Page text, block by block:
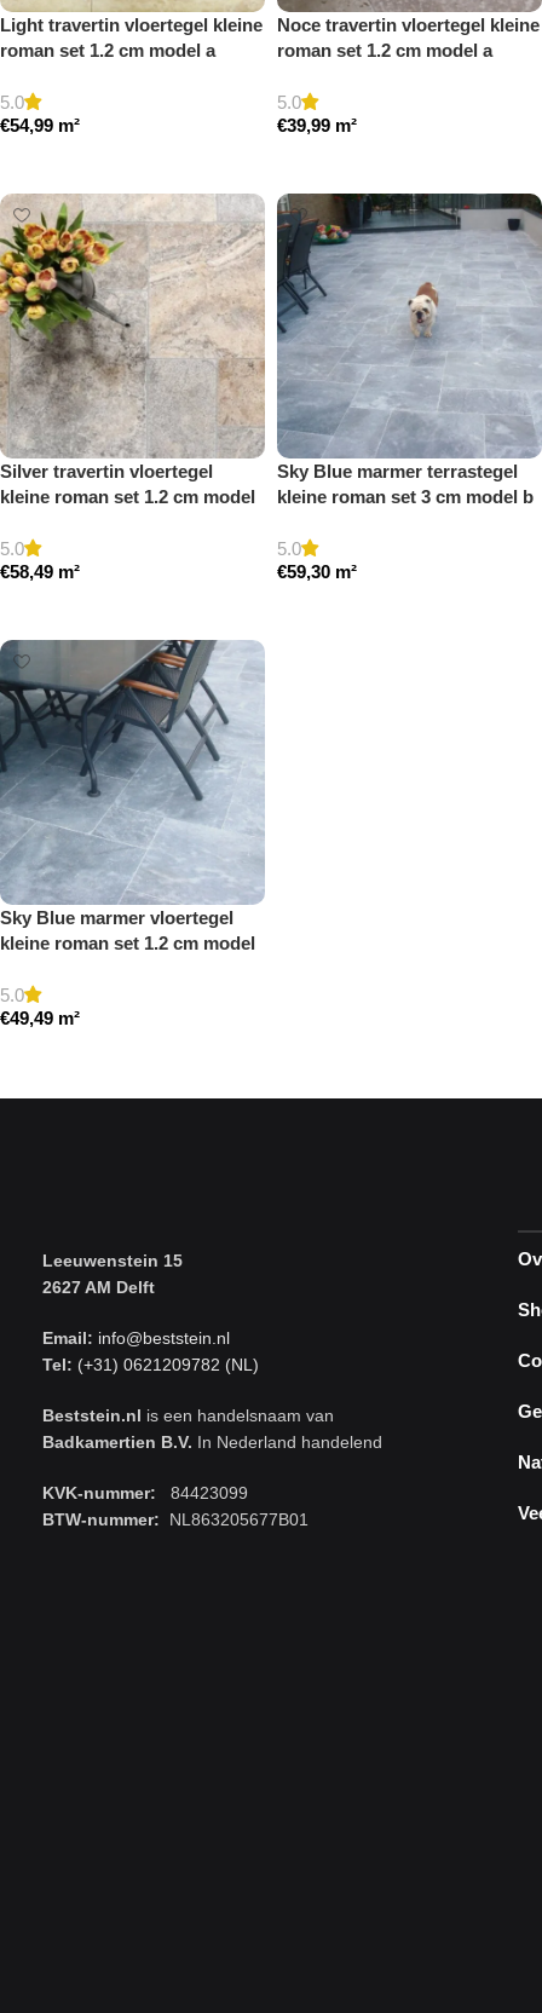
Light travertin vloertegel kleine
roman set 1.2 cm model a
5.0
€54,99 m²
Noce travertin vloertegel kleine
roman set 1.2 cm model a
5.0
€39,99 m²
Silver travertin vloertegel
kleine roman set 1.2 cm model
5.0
€58,49 m²
Sky Blue marmer terrastegel
kleine roman set 3 cm model b
5.0
€59,30 m²
Sky Blue marmer vloertegel
kleine roman set 1.2 cm model
5.0
€49,49 m²
Leeuwenstein 15
2627 AM Delft
Email: info@beststein.nl
Tel: (+31) 0621209782 (NL)
Beststein.nl is een handelsnaam van
Badkamertien B.V. In Nederland handelend
KVK-nummer: 84423099
BTW-nummer: NL863205677B01